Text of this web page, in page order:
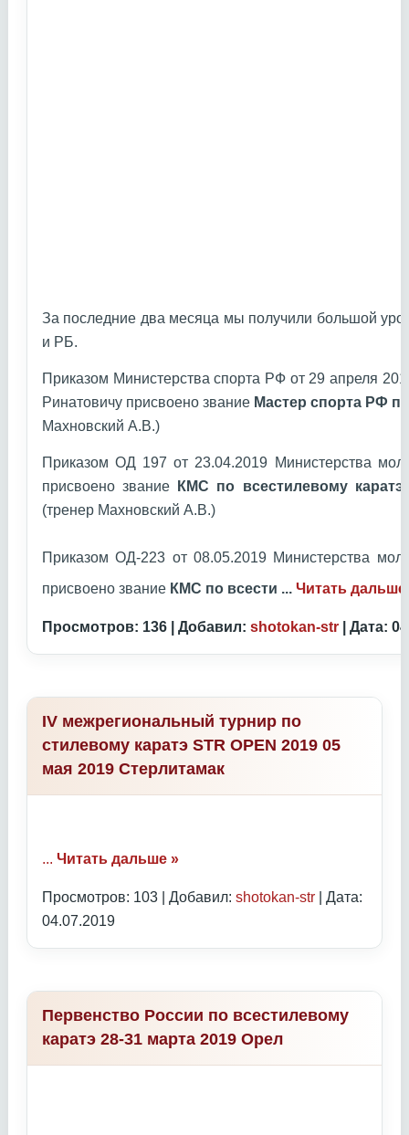
За последние два месяца мы получили большой
и РБ.
Приказом Министерства спорта РФ от 29 апреля
Ринатовичу присвоено звание Мастер спорта РФ
Махновский А.В.)
Приказом ОД 197 от 23.04.2019 Министерства
присвоено звание
КМС по всестилевому каратэ
(тренер Махновский А.В.)
Приказом ОД-223 от 08.05.2019 Министерства
присвоено звание КМС по всести ... Читать дальше
Просмотров: 136 | Добавил: shotokan-str | Дата:
IV межрегиональный турнир по
стилевому каратэ STR OPEN 2019 05
мая 2019 Стерлитамак
... Читать дальше »
Просмотров: 103 | Добавил: shotokan-str | Дата:
04.07.2019
Первенство России по всестилевому
каратэ 28-31 марта 2019 Орел